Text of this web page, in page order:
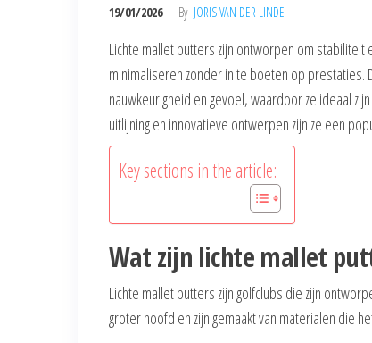
19/01/2026 By JORIS VAN DER LINDE
Lichte mallet putters zijn ontworpen om
minimaliseren zonder in te boeten op
nauwkeurigheid en gevoel, waardoor ze ideaal
uitlijning en innovatieve ontwerpen zijn ze een
Key sections in the article:
Wat zijn lichte mallet
Lichte mallet putters zijn golfclubs die zijn
groter hoofd en zijn gemaakt van materialen die